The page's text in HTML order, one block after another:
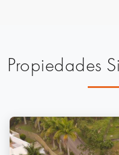
Propiedades